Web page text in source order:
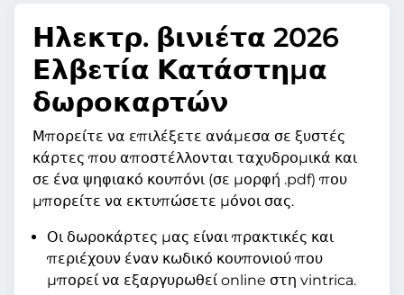
Ηλεκτρ. βινιέτα 2026
Ελβετία Κατάστημα
δωροκαρτών
Μπορείτε να επιλέξετε ανάμεσα σε ξυστές
κάρτες που αποστέλλονται ταχυδρομικά και
σε ένα ψηφιακό κουπόνι (σε μορφή .pdf) που
μπορείτε να εκτυπώσετε μόνοι σας.
Οι δωροκάρτες μας είναι πρακτικές και
περιέχουν έναν κωδικό κουπονιού που
μπορεί να εξαργυρωθεί online στη vintrica.